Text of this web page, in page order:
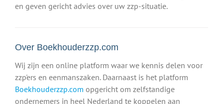
en geven gericht advies over uw zzp-situatie.
Over Boekhouderzzp.com
Wij zijn een online platform waar we kennis delen voor
zzp'ers en eenmanszaken. Daarnaast is het platform
Boekhouderzzp.com opgericht om zelfstandige
ondernemers in heel Nederland te koppelen aan